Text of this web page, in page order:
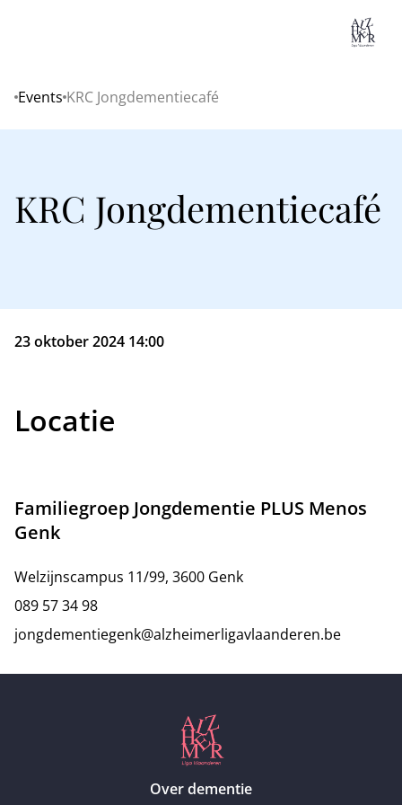
Home
Events KRC Jongdementiecafé
KRC Jongdementiecafé
23 oktober 2024 14:00
Locatie
Familiegroep Jongdementie PLUS Menos
Genk
Welzijnscampus 11/99, 3600 Genk
089 57 34 98
jongdementiegenk@alzheimerligavlaanderen.be
Over dementie